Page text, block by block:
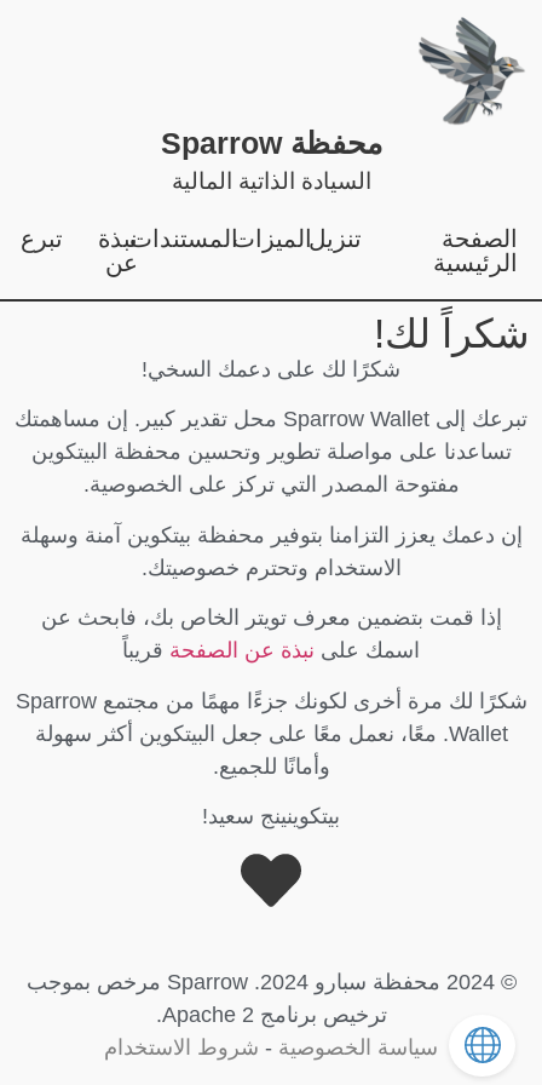
محفظة Sparrow
السيادة الذاتية المالية
الصفحة
الرئيسية
تنزيلالميزاتالمستنداتنبذة
عن
تبرع
شكراً لك!
شكرًا لك على دعمك السخي!
تبرعك إلى Sparrow Wallet محل تقدير كبير. إن مساهمتك
تساعدنا على مواصلة تطوير وتحسين محفظة البيتكوين
مفتوحة المصدر التي تركز على الخصوصية.
إن دعمك يعزز التزامنا بتوفير محفظة بيتكوين آمنة وسهلة
الاستخدام وتحترم خصوصيتك.
إذا قمت بتضمين معرف تويتر الخاص بك، فابحث عن
اسمك على نبذة عن الصفحة قريباً
شكرًا لك مرة أخرى لكونك جزءًا مهمًا من مجتمع Sparrow
Wallet. معًا، نعمل معًا على جعل البيتكوين أكثر سهولة
وأمانًا للجميع.
بيتكوينينج سعيد!
© 2024 محفظة سبارو 2024. Sparrow مرخص بموجب
ترخيص برنامج Apache 2.
سياسة الخصوصية - شروط الاستخدام